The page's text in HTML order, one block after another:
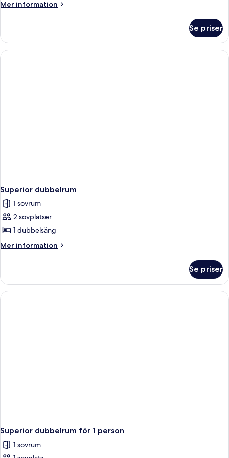
1
Mer information
Mer
dubbelrum
för
1
Se priser
Superior dubbelrum
1 sovrum
2 sovplatser
1 dubbelsäng
Mer information
Mer
dubbelrum
Se priser
Superior dubbelrum för 1 person
1 sovrum